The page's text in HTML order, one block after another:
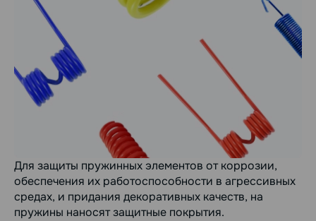
Для защиты пружинных элементов от коррозии,
обеспечения их работоспособности в агрессивных
средах, и придания декоративных качеств, на
пружины наносят защитные покрытия.